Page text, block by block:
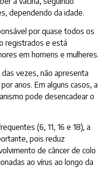
dependendo da idade.
por quase todos os
registrados e está
em homens e mulheres.
vezes, não apresenta
anos. Em alguns casos, a
pode desencadear o
(6, 11, 16 e 18), a
pois reduz
de câncer de colo
ao vírus ao longo da